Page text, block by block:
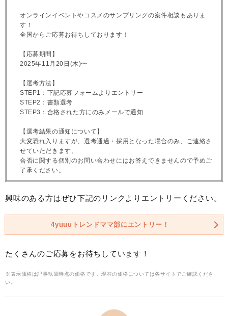
オンラインイベントやコスメのサンプリングの案件相談もありま
す！
全国からご応募お待ちしております！
【応募期間】
2025年11月20日(木)〜
【選考方法】
STEP1：下記応募フォームよりエントリー
STEP2：書類選考
STEP3：合格された方にのみメールで通知
【選考結果の通知について】
大変恐れ入りますが、選考通過・採用となった場合のみ、ご連絡さ
せていただきます。
合否に関する個別のお問い合わせにはお答えできませんので予めご
了承ください。
興味のある方はぜひ下記のリンクよりエントリーください。
4yuuuトレンドママ部にエントリー！
たくさんのご応募をお待ちしています！
※表示価格は記事執筆時点の価格です。現在の価格については各サイトでご確認くださ
い。